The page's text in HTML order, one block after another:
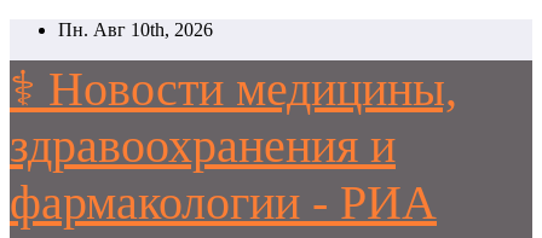
Перейти
содержимому
Пн. Авг 10th, 2026
⚕️ Новости медицины,
здравоохранения и
фармакологии - РИА